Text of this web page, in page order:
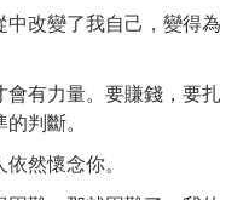
改變了我自己，變得為
有力量。 要賺錢，要扎
判斷。
然懷念你。